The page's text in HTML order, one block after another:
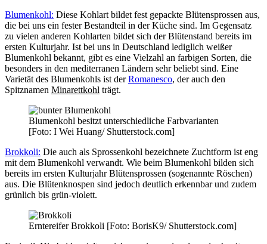
Blumenkohl: Diese Kohlart bildet fest gepackte Blütensprossen aus,
die bei uns ein fester Bestandteil in der Küche sind. Im Gegensatz
zu vielen anderen Kohlarten bildet sich der Blütenstand bereits im
ersten Kulturjahr. Ist bei uns in Deutschland lediglich weißer
Blumenkohl bekannt, gibt es eine Vielzahl an farbigen Sorten, die
besonders in den mediterranen Ländern sehr beliebt sind. Eine
Varietät des Blumenkohls ist derRomanesco, der auch den
Spitznamen Minarettkohl trägt.
Blumenkohl besitzt unterschiedliche Farbvarianten
[Foto: I Wei Huang/ Shutterstock.com]
Brokkoli: Die auch als Sprossenkohl bezeichnete Zuchtform ist eng
mit dem Blumenkohl verwandt. Wie beim Blumenkohl bilden sich
bereits im ersten Kulturjahr Blütensprossen (sogenannte Röschen)
aus. Die Blütenknospen sind jedoch deutlich erkennbar und zudem
grünlich bis grün-violett.
Erntereifer Brokkoli [Foto: BorisK9/ Shutterstock.com]